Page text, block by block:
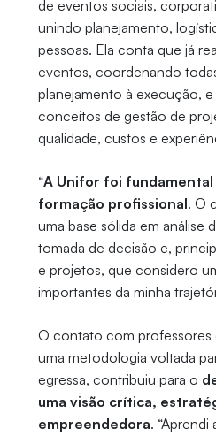
de eventos sociais,
unindo planejamento,
pessoas. Ela conta que já
eventos, coordenando
planejamento à execução,
conceitos de gestão de
qualidade, custos e
“A Unifor foi fundamental
formação profissional. O
uma base sólida em análise
tomada de decisão e,
e projetos, que considero
importantes da minha
O contato com professores
uma metodologia voltada
egressa, contribuiu para o
uma visão crítica,
empreendedora.